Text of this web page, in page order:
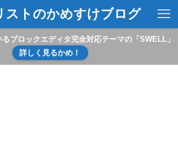
ストのかめすけブログ
ブロックエディタ完全対応テーマの「SWELL」
詳しく見るかめ！